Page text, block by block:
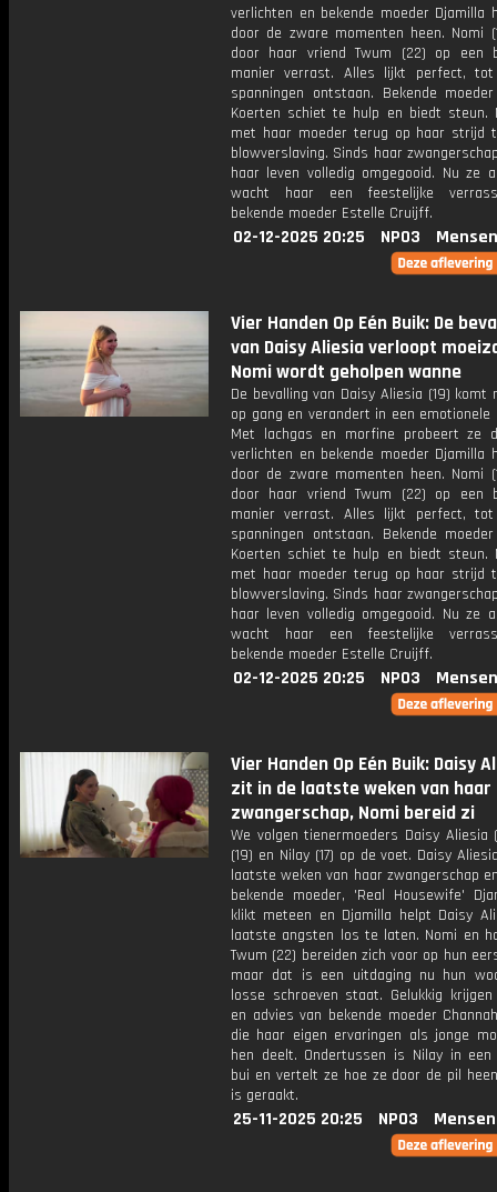
verlichten en bekende moeder Djamilla
door de zware momenten heen. Nomi
door haar vriend Twum (22) op een
manier verrast. Alles lijkt perfect,
spanningen ontstaan. Bekende
Koerten schiet te hulp en biedt steun.
met haar moeder terug op haar strijd
blowverslaving. Sinds haar
haar leven volledig omgegooid. Nu ze
wacht haar een feestelijke
bekende moeder Estelle Cruijff.
02-12-2025 20:25 NPO3
Vier Handen Op Eén Buik: De
van Daisy Aliesia verloopt
Nomi wordt geholpen wanne
De bevalling van Daisy Aliesia (19) komt
op gang en verandert in een emotionele
Met lachgas en morfine probeert ze
verlichten en bekende moeder Djamilla
door de zware momenten heen. Nomi
door haar vriend Twum (22) op een
manier verrast. Alles lijkt perfect,
spanningen ontstaan. Bekende
Koerten schiet te hulp en biedt steun.
met haar moeder terug op haar strijd
blowverslaving. Sinds haar
haar leven volledig omgegooid. Nu ze
wacht haar een feestelijke
bekende moeder Estelle Cruijff.
02-12-2025 20:25 NPO3
Vier Handen Op Eén Buik: Daisy
zit in de laatste weken van haar
zwangerschap, Nomi bereid zi
We volgen tienermoeders Daisy Aliesia
(19) en Nilay (17) op de voet. Daisy
laatste weken van haar zwangerschap
bekende moeder, 'Real Housewife'
klikt meteen en Djamilla helpt Daisy
laatste angsten los te laten. Nomi en
Twum (22) bereiden zich voor op hun
maar dat is een uitdaging nu hun
losse schroeven staat. Gelukkig
en advies van bekende moeder
die haar eigen ervaringen als jonge
hen deelt. Ondertussen is Nilay in een
bui en vertelt ze hoe ze door de pil
is geraakt.
25-11-2025 20:25 NPO3